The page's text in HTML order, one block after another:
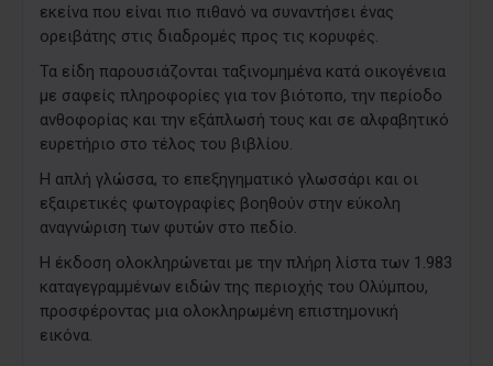
εκείνα που είναι πιο πιθανό να συναντήσει ένας
ορειβάτης στις διαδρομές προς τις κορυφές.
Τα είδη παρουσιάζονται ταξινομημένα κατά οικογένεια
με σαφείς πληροφορίες για τον βιότοπο, την περίοδο
ανθοφορίας και την εξάπλωσή τους και σε αλφαβητικό
ευρετήριο στο τέλος του βιβλίου.
Η απλή γλώσσα, το επεξηγηματικό γλωσσάρι και οι
εξαιρετικές φωτογραφίες βοηθούν στην εύκολη
αναγνώριση των φυτών στο πεδίο.
Η έκδοση ολοκληρώνεται με την πλήρη λίστα των 1.983
καταγεγραμμένων ειδών της περιοχής του Ολύμπου,
προσφέροντας μια ολοκληρωμένη επιστημονική
εικόνα.